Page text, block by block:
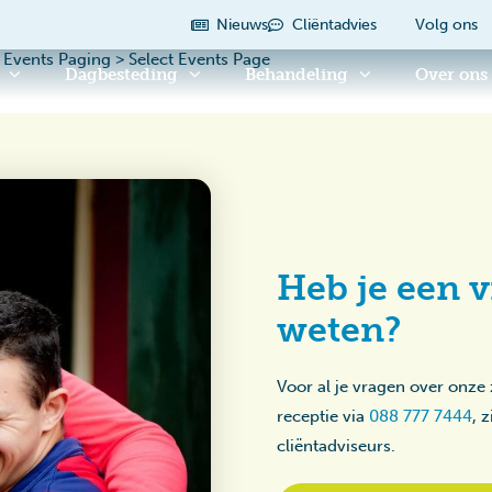
Nieuws Cliëntadvies Volg ons
Dagbesteding Behandeling Over ons
Paging > Select Events Page
Heb je een
weten?
Voor al je vragen over
receptie via 088 777 7444,
cliëntadviseurs.